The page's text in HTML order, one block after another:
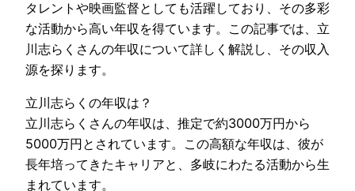
タレントや映画監督としても活躍しており、その多彩
な活動から高い年収を得ています。この記事では、立
川志らくさんの年収について詳しく解説し、その収入
源を探ります。
立川志らくの年収は？
立川志らくさんの年収は、推定で約3000万円から
5000万円とされています。この高額な年収は、彼が
長年培ってきたキャリアと、多岐にわたる活動から生
まれています​​。